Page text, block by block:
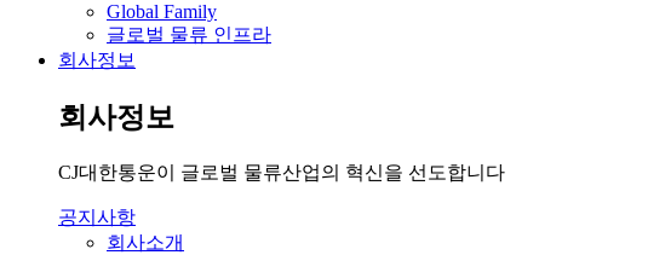
Global Family
글로벌 물류 인프라
회사정보
회사정보
CJ대한통운이 글로벌 물류산업의 혁신을 선도합니다
공지사항
회사소개